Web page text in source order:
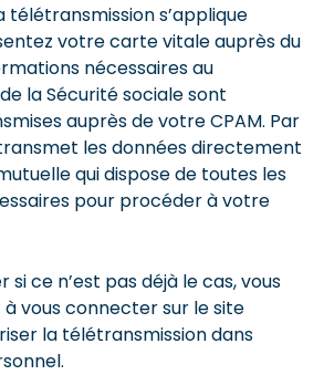
s’applique
votre carte vitale auprès du
nécessaires au
la Sécurité sociale sont
auprès de votre CPAM. Par
les données directement
qui dispose de toutes les
pour procéder à votre
si ce n’est pas déjà le cas, vous
vous connecter sur le site
la télétransmission dans